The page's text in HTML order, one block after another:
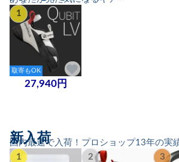
1
取寄もOK
27,940円
国内最速で入荷！プロショップ13年の実
新入荷
1 2 3